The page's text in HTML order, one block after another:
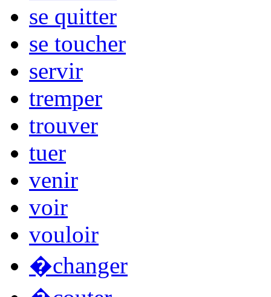
se quitter
se toucher
servir
tremper
trouver
tuer
venir
voir
vouloir
�changer